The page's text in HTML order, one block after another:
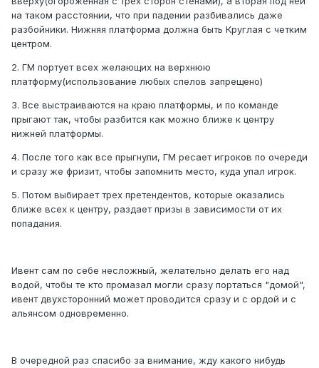
на таком расстоянии, что при падении разбивались даже
разбойники. Нижняя платформа должна быть Круглая с четким
центром.
2. ГМ портует всех желающих на верхнюю
платформу(использование любых спелов запрещено)
3. Все выстраиваются на краю платформы, и по команде
прыгают так, чтобы разбится как можно ближе к центру
нижней платформы.
4. После того как все прыгнули, ГМ ресает игроков по очереди
и сразу же фризит, чтобы запомнить место, куда упал игрок.
5. Потом выбирает трех претендентов, которые оказались
ближе всех к центру, раздает призы в зависимости от их
попадания.
Ивент сам по себе несложный, желательно делать его над
водой, чтобы те кто промазал могли сразу портаться "домой",
ивент двухсторонний может проводится сразу и с ордой и с
альянсом одновременно.
В очередной раз спасибо за внимание, жду какого нибудь